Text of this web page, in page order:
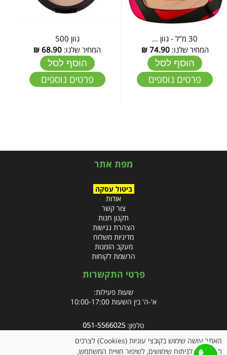
30 מ"ל - גוון ...
המחיר שלנו:74.90
₪
הוסף לסל
פרטים נוספים
גוון 500
המחיר שלנו: 68.90
₪
הוסף לסל
פרטים נוספים
מפת אתר
ביטול עסקה
אודות
צור קשר
תקנון חנות
הצהרת נגישות
מדיניות משלוח
מעקב הזמנות
הרשמת לקוחות
פרטי התקשרות
שעות פעילות:
א'-ה' בין השעות 10:00-17:00
טלפון:
האתר עושה שימוש בקובצי עוגיות (Cookies) לצרכים
תפעוליים, לניתוח שימושים, לשיפור חוויית המשתמש,